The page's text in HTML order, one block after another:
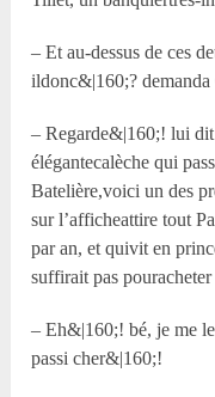
– Et au-dessus de ces
ildonc&|160;? demanda
– Regarde&|160;! lui
élégantecalèche qui
Batelière,voici un des
sur l’afficheattire tout
par an, et quivit en
suffirait pas
– Eh&|160;! bé, je me
passi cher&|160;!